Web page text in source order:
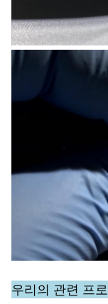
우리의 관련 프로